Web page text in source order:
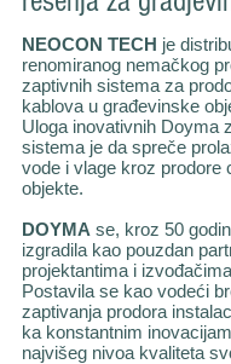
NEOCON TECH je
renomiranog nemačkog
zaptivnih sistema za
kablova u građevinske
Uloga inovativnih Doyma
sistema je da spreče
vode i vlage kroz prodore
objekte.
DOYMA se, kroz 50
izgradila kao pouzdan
projektantima i
Postavila se kao vodeći
zaptivanja prodora
ka konstantnim
najvišeg nivoa kvaliteta